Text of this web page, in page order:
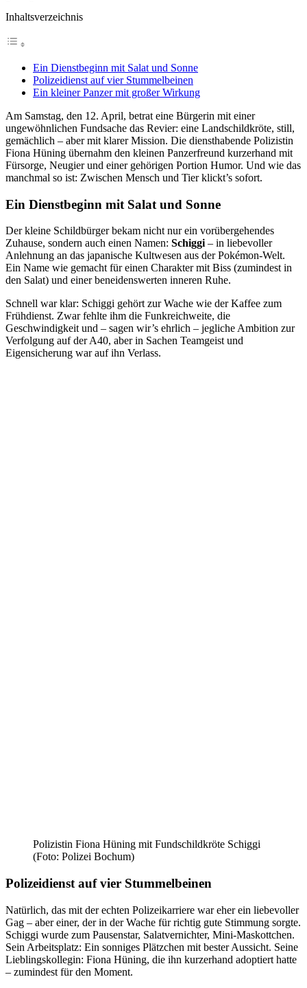
Inhaltsverzeichnis
Ein Dienstbeginn mit Salat und Sonne
Polizeidienst auf vier Stummelbeinen
Ein kleiner Panzer mit großer Wirkung
Am Samstag, den 12. April, betrat eine Bürgerin mit einer
ungewöhnlichen Fundsache das Revier: eine Landschildkröte, still,
gemächlich – aber mit klarer Mission. Die diensthabende Polizistin
Fiona Hüning übernahm den kleinen Panzerfreund kurzerhand mit
Fürsorge, Neugier und einer gehörigen Portion Humor. Und wie das
manchmal so ist: Zwischen Mensch und Tier klickt’s sofort.
Ein Dienstbeginn mit Salat und Sonne
Der kleine Schildbürger bekam nicht nur ein vorübergehendes
Zuhause, sondern auch einen Namen: Schiggi – in liebevoller
Anlehnung an das japanische Kultwesen aus der Pokémon-Welt.
Ein Name wie gemacht für einen Charakter mit Biss (zumindest in
den Salat) und einer beneidenswerten inneren Ruhe.
Schnell war klar: Schiggi gehört zur Wache wie der Kaffee zum
Frühdienst. Zwar fehlte ihm die Funkreichweite, die
Geschwindigkeit und – sagen wir’s ehrlich – jegliche Ambition zur
Verfolgung auf der A40, aber in Sachen Teamgeist und
Eigensicherung war auf ihn Verlass.
Polizistin Fiona Hüning mit Fundschildkröte Schiggi
(Foto: Polizei Bochum)
Polizeidienst auf vier Stummelbeinen
Natürlich, das mit der echten Polizeikarriere war eher ein liebevoller
Gag – aber einer, der in der Wache für richtig gute Stimmung sorgte.
Schiggi wurde zum Pausenstar, Salatvernichter, Mini-Maskottchen.
Sein Arbeitsplatz: Ein sonniges Plätzchen mit bester Aussicht. Seine
Lieblingskollegin: Fiona Hüning, die ihn kurzerhand adoptiert hatte
– zumindest für den Moment.